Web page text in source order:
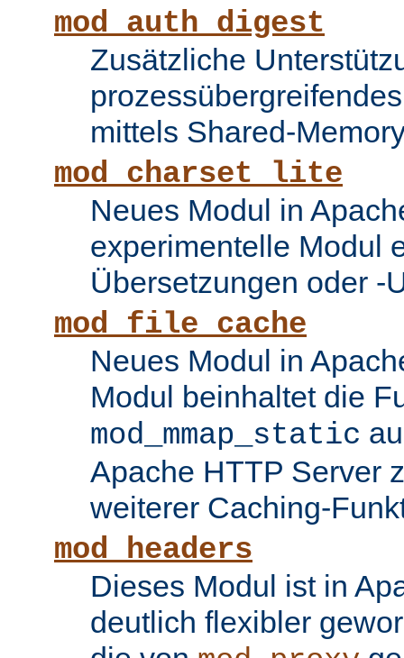
mod_auth_digest
Zusätzliche
mittels Shared-
mod_charset_lite
Neues Modul in
experimentelle Modul
Übersetzungen oder -
mod_file_cache
Neues Modul in
Modul beinhaltet die
mod_mmap_static
Apache HTTP Server
weiterer Caching-
mod_headers
Dieses Modul ist in
deutlich flexibler